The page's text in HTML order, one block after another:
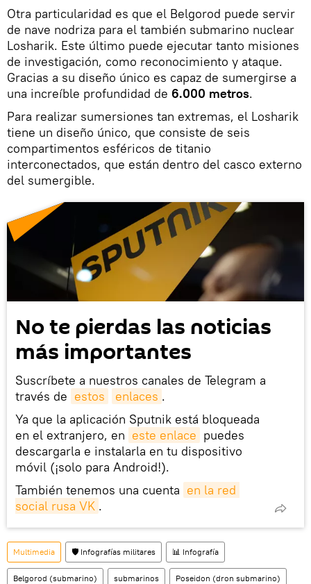
Otra particularidad es que el Belgorod puede servir
de nave nodriza para el también submarino nuclear
Losharik. Este último puede ejecutar tanto misiones
de investigación, como reconocimiento y ataque.
Gracias a su diseño único es capaz de sumergirse a
una increíble profundidad de 6.000 metros.
Para realizar sumersiones tan extremas, el Losharik
tiene un diseño único, que consiste de seis
compartimentos esféricos de titanio
interconectados, que están dentro del casco externo
del sumergible.
No te pierdas las noticias
más importantes
Suscríbete a nuestros canales de Telegram a
través de estos enlaces .
Ya que la aplicación Sputnik está bloqueada
en el extranjero, en este enlace puedes
descargarla e instalarla en tu dispositivo
móvil (¡solo para Android!).
También tenemos una cuenta en la red
social rusa VK .
Multimedia 🛡️ Infografías militares 📊 Infografía
Belgorod (submarino) submarinos Poseidon (dron submarino)